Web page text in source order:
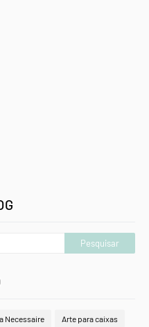
Necessaire Arte para caixas